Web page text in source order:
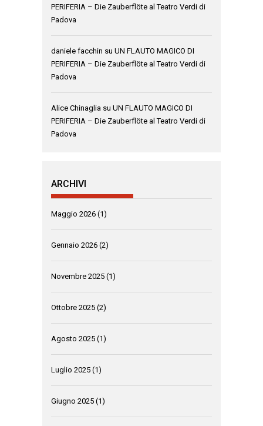
PERIFERIA – Die Zauberflöte al Teatro Verdi di
Padova
daniele facchin su UN FLAUTO MAGICO DI
PERIFERIA – Die Zauberflöte al Teatro Verdi di
Padova
Alice Chinaglia su UN FLAUTO MAGICO DI
PERIFERIA – Die Zauberflöte al Teatro Verdi di
Padova
ARCHIVI
Maggio 2026 (1)
Gennaio 2026 (2)
Novembre 2025 (1)
Ottobre 2025 (2)
Agosto 2025 (1)
Luglio 2025 (1)
Giugno 2025 (1)